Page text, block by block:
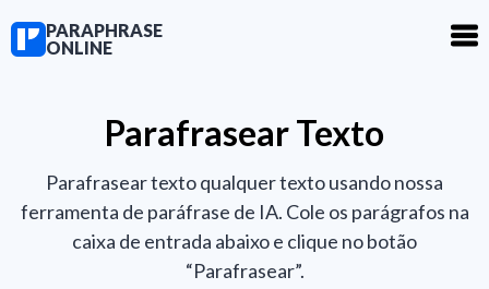
PARAPHRASE
ONLINE
Parafrasear Texto
Parafrasear texto qualquer texto usando nossa
ferramenta de paráfrase de IA. Cole os parágrafos na
caixa de entrada abaixo e clique no botão
“Parafrasear”.